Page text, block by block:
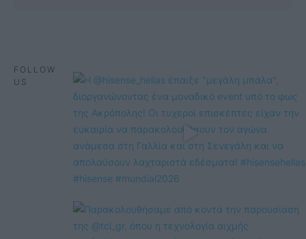
FOLLOW
US